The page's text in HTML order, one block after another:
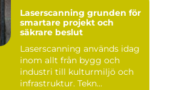
Laserscanning grunden för
smartare projekt och
säkrare beslut
Laserscanning används idag
inom allt från bygg och
industri till kulturmiljö och
infrastruktur. Tekn...